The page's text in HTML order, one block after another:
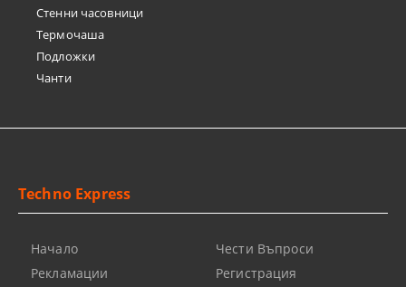
Стенни часовници
Термочашa
Подложки
Чанти
Techno Express
Начало
Рекламации
Чести Въпроси
Регистрация